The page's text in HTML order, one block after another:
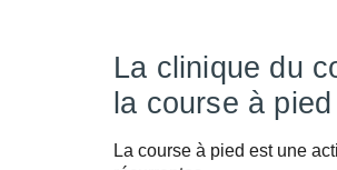
La clinique du
la course à pied
La course à pied est une